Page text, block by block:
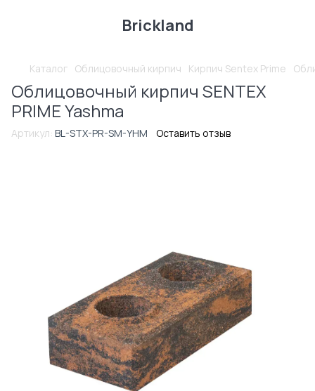
Brickland
Каталог Облицовочный кирпич Кирпич Sentex Prime
Облицовочный кирпич SENTEX
PRIME Yashma
Артикул: BL-STX-PR-SM-YHM Оставить отзыв